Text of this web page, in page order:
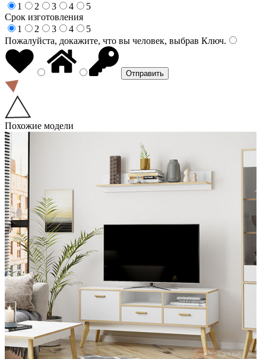
1
2 3 4
5
Срок изготовления
1
2 3 4
5
Пожалуйста, докажите, что вы человек, выбрав Ключ.
Похожие модели